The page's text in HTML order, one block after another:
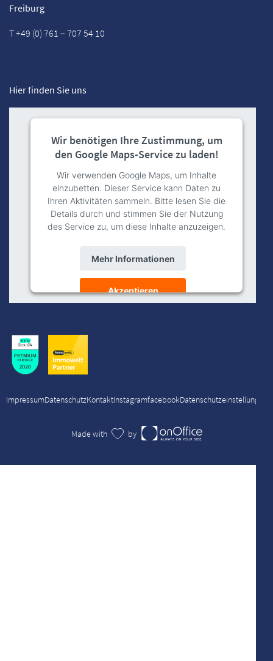
Freiburg
T +49 (0) 761 – 707 54 10
Hier finden Sie uns
Wir benötigen Ihre Zustimmung, um
den Google Maps-Service zu laden!
Wir verwenden Google Maps, um Inhalte
einzubetten. Dieser Service kann Daten zu
Ihren Aktivitäten sammeln. Bitte lesen Sie die
Details durch und stimmen Sie der Nutzung
des Service zu, um diese Inhalte anzuzeigen.
Mehr Informationen
Akzeptieren
ImpressumDatenschutzKontaktInstagramfacebookDatenschutzeinstellungen
Made with by